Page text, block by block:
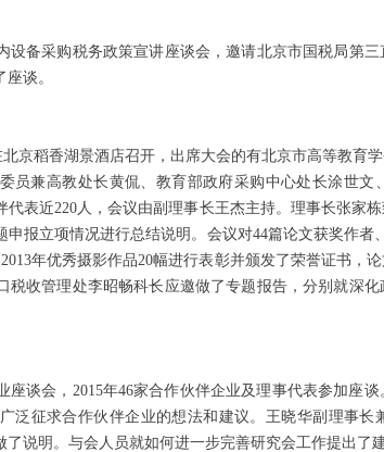
备采购税务政策宣讲座谈会，邀请北京市国税局第三
谈。
稻香湖景酒店召开，出席大会的有北京市高等教育
员兼高教处长黄侃、教育部政府采购中心处长涂世
表近220人，会议由副理事长王杰主持。理事长张家
申报立项情况进行总结说明。会议对44篇论文获奖作者
年优秀摄影作品20幅进行表彰并颁发了荣誉证书，
税收管理处李昭畅科长应邀做了专题报告，分别就深
谈会，2015年46家合作伙伴企业及理事代表参加座
泛征求合作伙伴企业的想法和建议。王晓华副理事长
说明。与会人员就如何进一步完善研究会工作提出了